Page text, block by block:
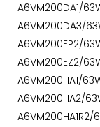
A6VM200DA1/
A6VM200DA3/
A6VM200EP2/
A6VM200EZ2/
A6VM200HA1/
A6VM200HA2/
A6VM200HA1R2/